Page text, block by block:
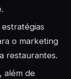
o marketing
restaurantes.
além de